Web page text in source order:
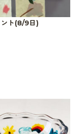
ント(8/9日)